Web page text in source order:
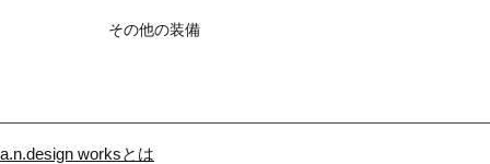
その他の装備
a.n.design worksとは